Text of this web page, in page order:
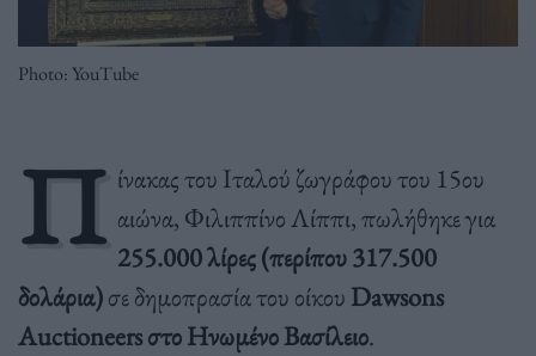
Photo: YouTube
Π ίνακας του Ιταλού ζωγράφου του 15ου
αιώνα, Φιλιππίνο Λίππι, πωλήθηκε για
255.000 λίρες (περίπου 317.500
δολάρια)σε δημοπρασία του οίκου Dawsons
Auctioneers στο Ηνωμένο Βασίλειο.